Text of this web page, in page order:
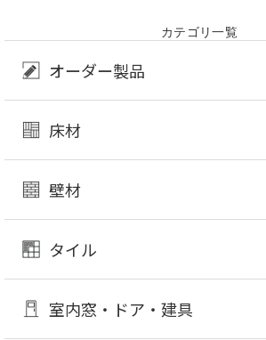
カテゴリ一覧
オーダー製品
床材
壁材
タイル
室内窓・ドア・建具